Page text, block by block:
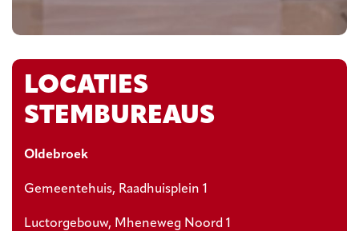
LOCATIES
STEMBUREAUS
Oldebroek
Gemeentehuis, Raadhuisplein 1
Luctorgebouw, Mheneweg Noord 1